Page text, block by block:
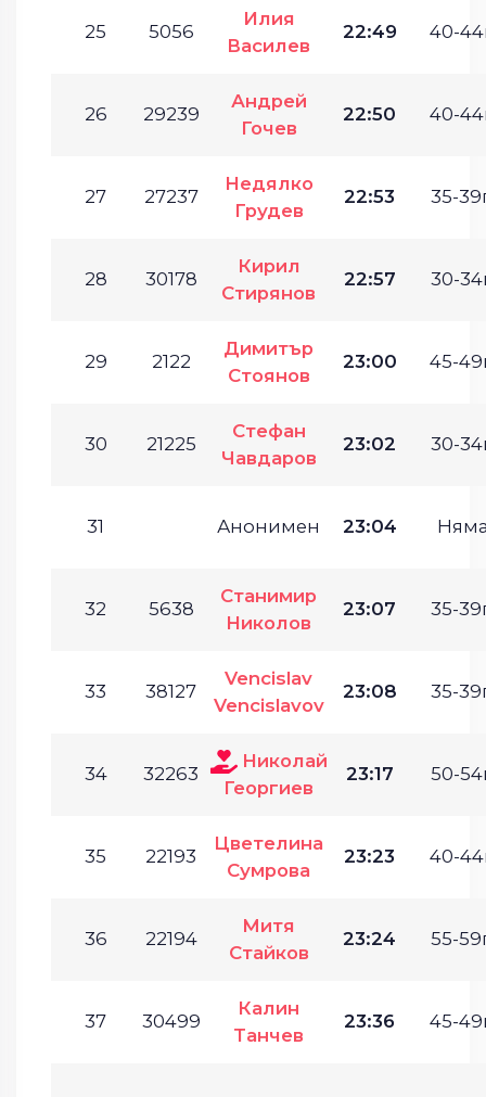
25 5056
Илия
Василев
22:49 40-
26 29239
Андрей
Гочев
22:50 40-
27 27237
Недялко
Грудев
22:53 35-
28 30178
Кирил
Стирянов
22:57 30-
29 2122
Димитър
Стоянов
23:00 45-
30 21225
Стефан
Чавдаров
23:02 30-
31 Анонимен 23:04
32 5638
Станимир
Николов
23:07 35-
33 38127
Vencislav
Vencislavov
23:08 35-
34 32263
Николай
Георгиев
23:17 50-
35 22193
Цветелина
Сумрова
23:23 40-
36 22194
Митя
Стайков
23:24 55-
37 30499
Калин
Танчев
23:36 45-